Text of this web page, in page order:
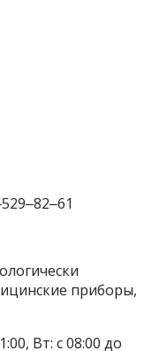
приборы,
Вт: с 08:00 до